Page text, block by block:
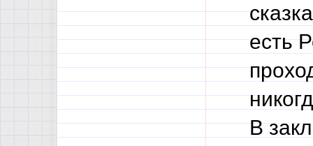
есть
В